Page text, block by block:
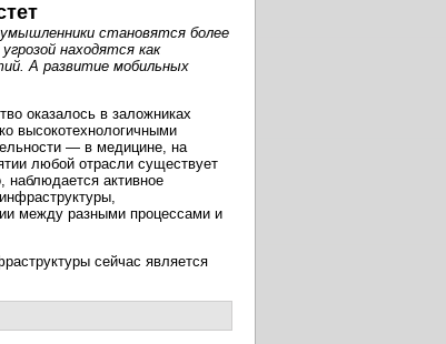
становятся более
находятся как
А развитие мобильных
оказалось в заложниках
высокотехнологичными
— в медицине, на
любой отрасли существует
наблюдается активное
между разными процессами и
сейчас является